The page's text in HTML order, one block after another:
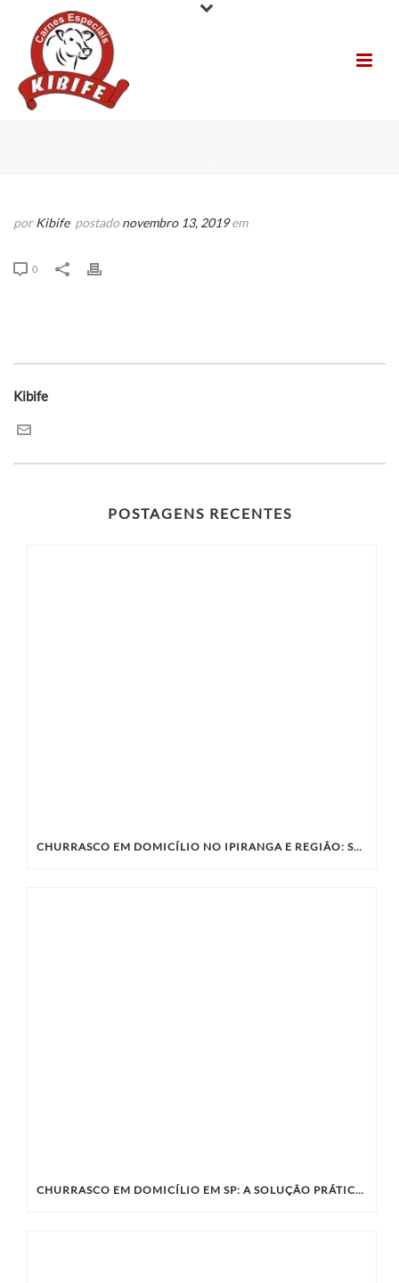
porKibife postadonovembro 13, 2019em
0
Kibife
POSTAGENS RECENTES
CHURRASCO EM DOMICÍLIO NO IPIRANGA E REGIÃO: SABORES ÚNICOS COM A KIBIFE
CHURRASCO EM DOMICÍLIO EM SP: A SOLUÇÃO PRÁTICA E SABOROSA PARA SEU EVENTO